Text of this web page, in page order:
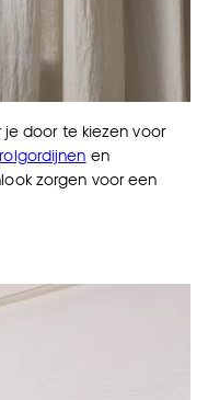
door te kiezen voor
en
zorgen voor een